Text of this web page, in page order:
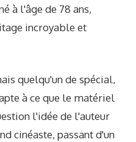
à l'âge de 78 ans,
incroyable et
quelqu'un de spécial,
à ce que le matériel
l'idée de l'auteur
cinéaste, passant d'un